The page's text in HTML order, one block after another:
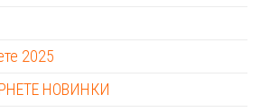
2025
НОВИНКИ